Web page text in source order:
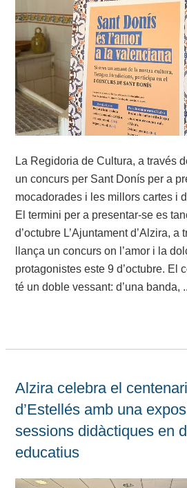
La Regidoria de Cultura, a través
un concurs per Sant Donís per a
mocadorades i les millors cartes i
El termini per a presentar-se es
d’octubre L’Ajuntament d’Alzira, a
llança un concurs on l’amor i la
protagonistes este 9 d’octubre. El
té un doble vessant: d’una banda,
Alzira celebra el
d’Estellés amb una
sessions didàctiques en
educatius